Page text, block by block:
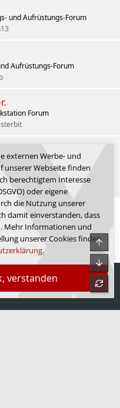
und Aufrüstungs-Forum
Aufrüstungs-Forum
Forum
MailLink
Startseite
verstanden
externen Werbe- und
unserer Webseite finden
berechtigtem Interesse
oder eigene
die Nutzung unserer
damit einverstanden, dass
Mehr Informationen und
unserer Cookies finden
.